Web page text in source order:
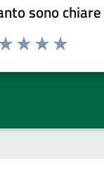
sono
1 a 5 stelle la pagina